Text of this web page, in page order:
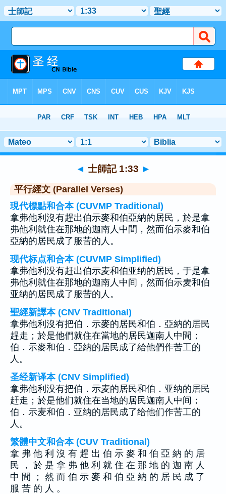
> 聖經金句 33
◄ 士師記 1:33 ►
平行經文 (Parallel Verses)
現代標點和合本 (CUVMP Traditional)
拿弗他利沒有趕出伯示麥和伯亞納的居民，於是拿
弗他利就住在那地的迦南人中間，然而伯示麥和伯
亞納的居民成了服苦的人。
现代标点和合本 (CUVMP Simplified)
拿弗他利没有赶出伯示麦和伯亚纳的居民，于是拿
弗他利就住在那地的迦南人中间，然而伯示麦和伯
亚纳的居民成了服苦的人。
聖經新譯本 (CNV Traditional)
拿弗他利沒有把伯．示麥的居民和伯．亞納的居民
趕走；於是他們就住在當地的居民迦南人中間；
伯．示麥和伯．亞納的居民成了給他們作苦工的
人。
圣经新译本 (CNV Simplified)
拿弗他利没有把伯．示麦的居民和伯．亚纳的居民
赶走；於是他们就住在当地的居民迦南人中间；
伯．示麦和伯．亚纳的居民成了给他们作苦工的
人。
繁體中文和合本 (CUV Traditional)
拿 弗 他 利 沒 有 趕 出 伯 示 麥 和 伯 亞 納 的 居
民 ， 於 是 拿 弗 他 利 就 住 在 那 地 的 迦 南 人
中 間 ； 然 而 伯 示 麥 和 伯 亞 納 的 居 民 成 了
服 苦 的 人 。